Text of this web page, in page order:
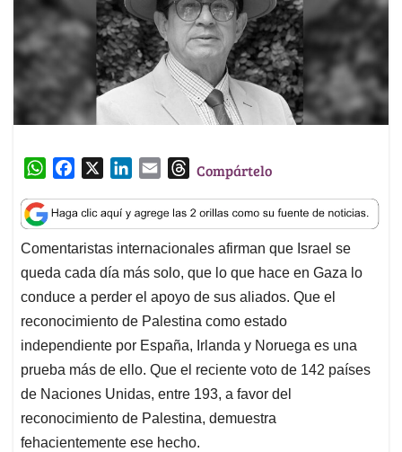
W
a
t
s
A
p
p
c
e
b
o
o
k
n
k
e
d
I
n
a
i
l
T
r
e
a
d
s
Compártelo
Comentaristas internacionales afirman que Israel se
queda cada día más solo, que lo que hace en Gaza lo
conduce a perder el apoyo de sus aliados. Que el
reconocimiento de Palestina como estado
independiente por España, Irlanda y Noruega es una
prueba más de ello. Que el reciente voto de 142 países
de Naciones Unidas, entre 193, a favor del
reconocimiento de Palestina, demuestra
fehacientemente ese hecho.